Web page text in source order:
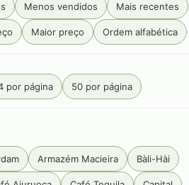
Menos vendidos Mais recentes
Maior preço Ordem alfabética
por página 50 por página
Armazém Macieira Bàli-Hài